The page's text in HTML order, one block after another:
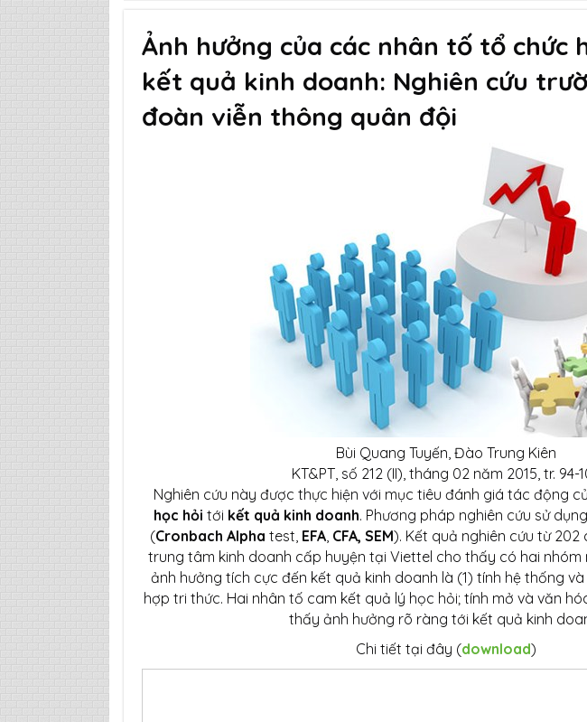
Ảnh hưởng của các nhân tố tổ chức
kết quả kinh doanh: Nghiên cứu
đoàn viễn thông quân đội
Bùi Quang Tuyến, Đào Trung Kiên
KT&PT, số 212 (II), tháng 02 năm 2015, tr. 94-
Nghiên cứu này được thực hiện với mục tiêu đánh giá tác động
học hỏi tới kết quả kinh doanh. Phương pháp nghiên cứu sử
(Cronbach Alpha test, EFA, CFA, SEM). Kết quả nghiên cứu từ
trung tâm kinh doanh cấp huyện tại Viettel cho thấy có hai
ảnh hưởng tích cực đến kết quả kinh doanh là (1) tính hệ thống
hợp tri thức. Hai nhân tố cam kết quả lý học hỏi; tính mở và văn
thấy ảnh hưởng rõ ràng tới kết quả kinh
Chi tiết tại đây (download)